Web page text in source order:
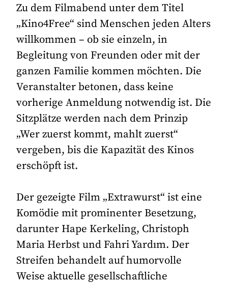
Zu dem Filmabend unter dem Titel
„Kino4Free“ sind Menschen jeden Alters
willkommen – ob sie einzeln, in
Begleitung von Freunden oder mit der
ganzen Familie kommen möchten. Die
Veranstalter betonen, dass keine
vorherige Anmeldung notwendig ist. Die
Sitzplätze werden nach dem Prinzip
„Wer zuerst kommt, mahlt zuerst“
vergeben, bis die Kapazität des Kinos
erschöpft ist.
Der gezeigte Film „Extrawurst“ ist eine
Komödie mit prominenter Besetzung,
darunter Hape Kerkeling, Christoph
Maria Herbst und Fahri Yardım. Der
Streifen behandelt auf humorvolle
Weise aktuelle gesellschaftliche